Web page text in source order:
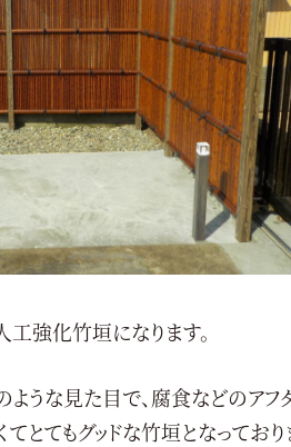
工強化竹垣になります。
うな見た目で、腐食などのアフ
とてもグッドな竹垣となっており